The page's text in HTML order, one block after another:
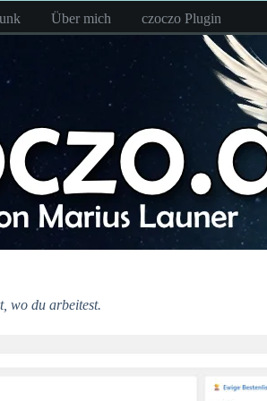
Über mich czoczo Plugin
wo du arbeitest.